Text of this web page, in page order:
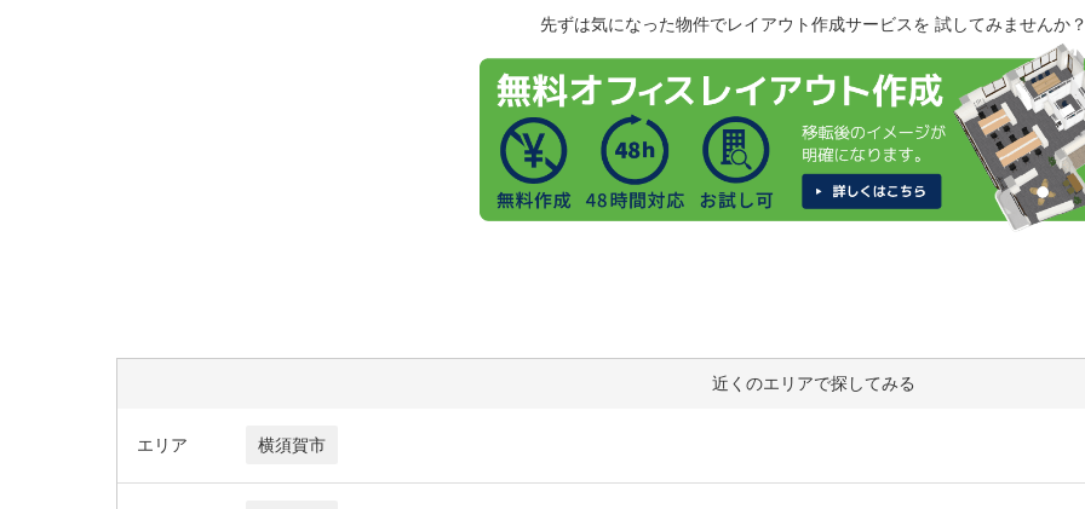
先ずは気になった物件でレイアウト作成サービスを 試してみませんか
近くのエリアで探してみる
エリア 横須賀市